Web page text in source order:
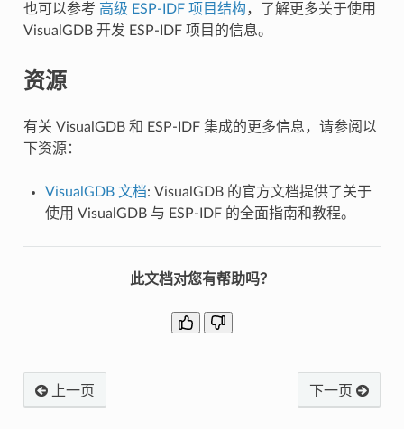
也可以参考 高级 ESP-IDF 项目结构，了解更多关于使用
VisualGDB 开发 ESP-IDF 项目的信息。
资源
有关 VisualGDB 和 ESP-IDF 集成的更多信息，请参阅以
下资源：
VisualGDB 文档: VisualGDB 的官方文档提供了关于
使用 VisualGDB 与 ESP-IDF 的全面指南和教程。
此文档对您有帮助吗？
上一页 下一页